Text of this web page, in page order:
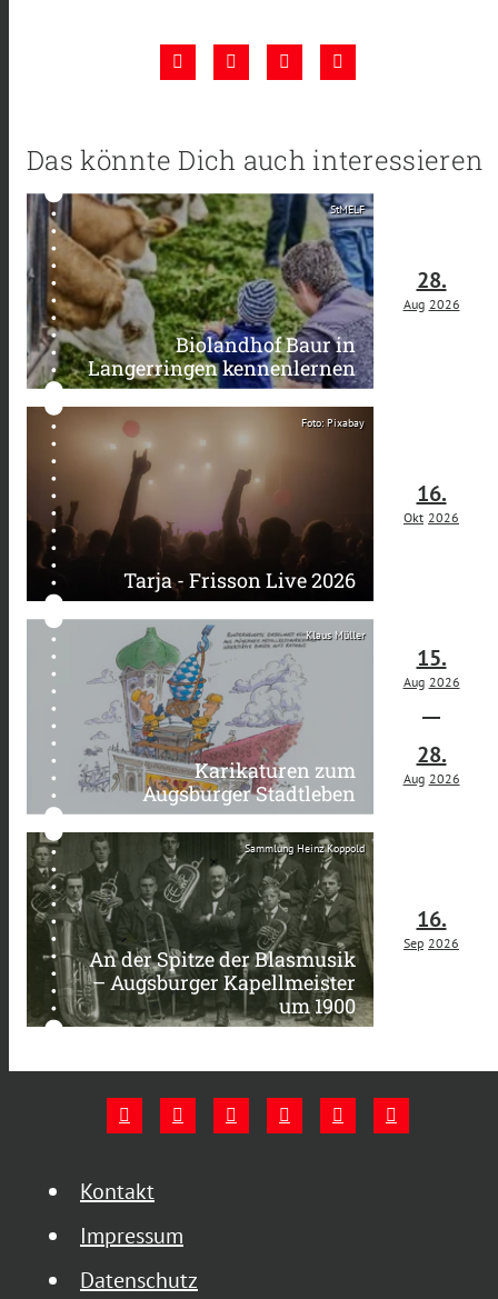
Das könnte Dich auch interessieren
StMELF
Biolandhof Baur in
Langerringen kennenlernen
28.
Aug 2026
Foto: Pixabay
Tarja - Frisson Live 2026
16.
Okt 2026
Klaus Müller
Karikaturen zum
Augsburger Stadtleben
15.
Aug 2026
28.
Aug 2026
Sammlung Heinz Koppold
An der Spitze der Blasmusik
– Augsburger Kapellmeister
um 1900
16.
Sep 2026
Kontakt
Impressum
Datenschutz